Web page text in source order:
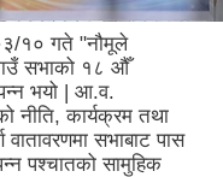
१० गते "नौमूले
सभाको १८ औँ
भयो | आ.व.
नीति, कार्यक्रम तथा
वातावरणमा सभाबाट पास
पश्चातको सामुहिक